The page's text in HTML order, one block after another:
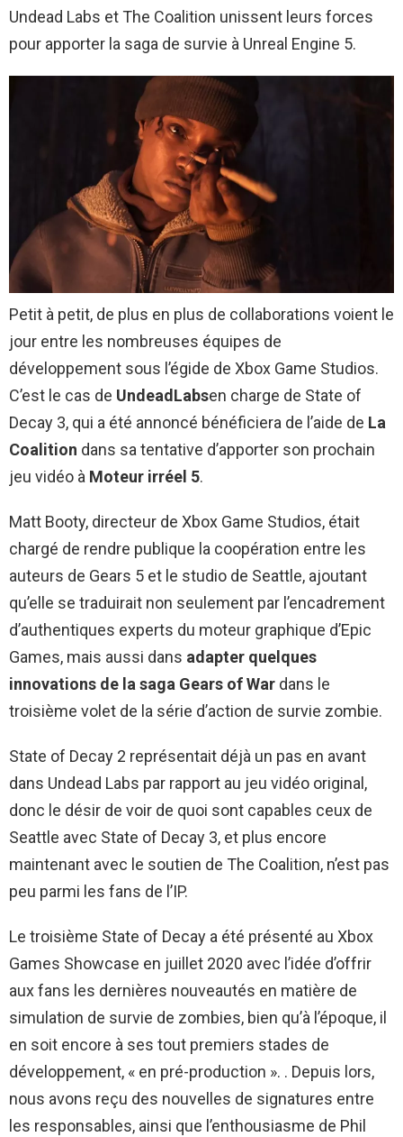
Undead Labs et The Coalition unissent leurs forces
pour apporter la saga de survie à Unreal Engine 5.
Petit à petit, de plus en plus de collaborations voient le
jour entre les nombreuses équipes de
développement sous l’égide de Xbox Game Studios.
C’est le cas de UndeadLabsen charge de State of
Decay 3, qui a été annoncé bénéficiera de l’aide de La
Coalition dans sa tentative d’apporter son prochain
jeu vidéo à Moteur irréel 5.
Matt Booty, directeur de Xbox Game Studios, était
chargé de rendre publique la coopération entre les
auteurs de Gears 5 et le studio de Seattle, ajoutant
qu’elle se traduirait non seulement par l’encadrement
d’authentiques experts du moteur graphique d’Epic
Games, mais aussi dans adapter quelques
innovations de la saga Gears of War dans le
troisième volet de la série d’action de survie zombie.
State of Decay 2 représentait déjà un pas en avant
dans Undead Labs par rapport au jeu vidéo original,
donc le désir de voir de quoi sont capables ceux de
Seattle avec State of Decay 3, et plus encore
maintenant avec le soutien de The Coalition, n’est pas
peu parmi les fans de l’IP.
Le troisième State of Decay a été présenté au Xbox
Games Showcase en juillet 2020 avec l’idée d’offrir
aux fans les dernières nouveautés en matière de
simulation de survie de zombies, bien qu’à l’époque, il
en soit encore à ses tout premiers stades de
développement, « en pré-production ». . Depuis lors,
nous avons reçu des nouvelles de signatures entre
les responsables, ainsi que l’enthousiasme de Phil